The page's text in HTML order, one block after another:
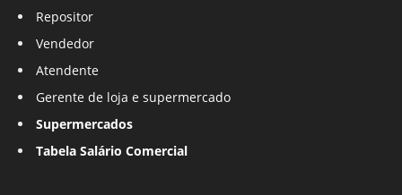
Repositor
Vendedor
Atendente
Gerente de loja e supermercado
Supermercados
Tabela Salário Comercial